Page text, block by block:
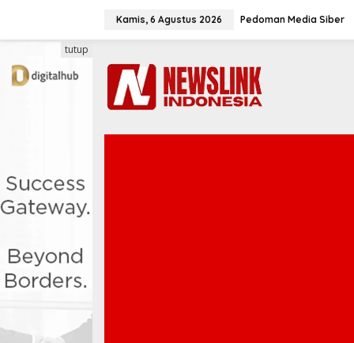
Kamis, 6 Agustus 2026 Pedoman Media Siber
tutup